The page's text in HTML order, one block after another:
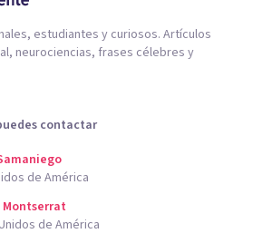
estudiantes y curiosos. Artículos
neurociencias, frases célebres y
contactar
de América
Montserrat
de América